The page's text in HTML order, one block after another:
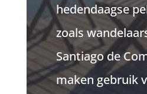
hedendaagse
zoals
Santiago de
maken gebruik